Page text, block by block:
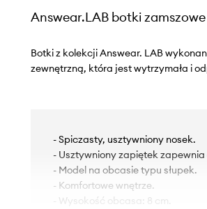
Answear.LAB botki zamszowe
Botki z kolekcji Answear. LAB
zewnętrzną, która jest wytrzymała i
- Spiczasty, usztywniony nosek.
- Usztywniony zapiętek
- Model na obcasie typu słupek.
- Komfortowe wnętrze.
- Wysokość obcasa: 8 cm.